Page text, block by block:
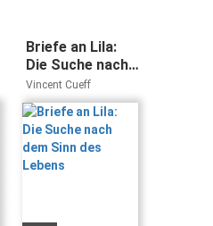
Briefe an Lila:
Die Suche nach
dem Sinn des
Lebens
Vincent Cueff